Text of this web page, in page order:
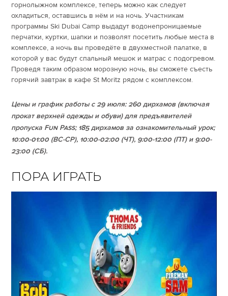
горнолыжном комплексе, теперь можно как следует
охладиться, оставшись в нём и на ночь. Участникам
программы Ski Dubai Camp выдадут водонепроницаемые
перчатки, куртки, шапки и позволят посетить любые места в
комплексе, а ночь вы проведёте в двухместной палатке, в
которой у вас будут спальный мешок и матрас с подогревом.
Проведя таким образом морозную ночь, вы сможете съесть
горячий завтрак в кафе St Moritz рядом с комплексом.
Цены и график работы с 29 июля: 260 дирхамов (включая
прокат верхней одежды и обуви) для предъявителей
пропуска Fun Pass; 185 дирхамов за ознакомительный урок;
10:00-01:00 (ВС-СР), 10:00-02:00 (ЧТ), 9:00-12:00 (ПТ) и 9:00-
23:00 (СБ).
ПОРА ИГРАТЬ